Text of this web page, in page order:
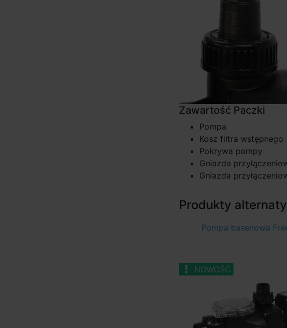
Zawartość Paczki
Pompa
Kosz filtra wstępnego
Pokrywa pompy
Gniazda
Gniazda
Produkty
Pompa basenowa
NOWOŚĆ